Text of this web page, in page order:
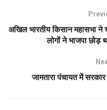
अखिल भारतीय किसान महासभा ने
लोगों ने भाजपा छोड़
जामतारा पंचायत में